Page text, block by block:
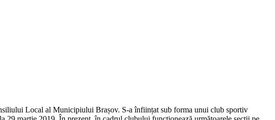
Local al Municipiului Brașov. S-a înființat sub forma unui club sportiv